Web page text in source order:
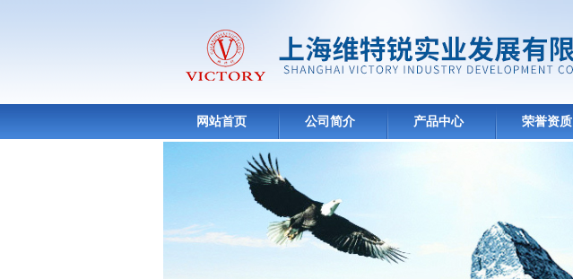
网站首页 公司简介 产品中心 荣誉资质